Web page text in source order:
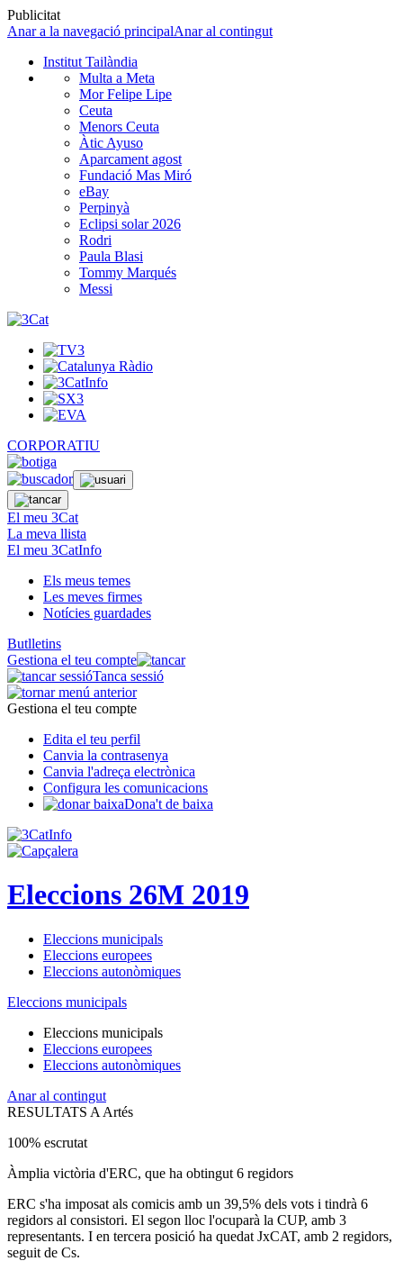
Publicitat
Anar a la navegació principalAnar al contingut
Institut Tailàndia
Multa a Meta
Mor Felipe Lipe
Ceuta
Menors Ceuta
Àtic Ayuso
Aparcament agost
Fundació Mas Miró
eBay
Perpinyà
Eclipsi solar 2026
Rodri
Paula Blasi
Tommy Marqués
Messi
CORPORATIU
El meu 3Cat
La meva llista
El meu 3CatInfo
Els meus temes
Les meves firmes
Notícies guardades
Butlletins
Gestiona el teu compte
Tanca sessió
Gestiona el teu compte
Edita el teu perfil
Canvia la contrasenya
Canvia l'adreça electrònica
Configura les comunicacions
Dona't de baixa
Eleccions 26M 2019
Eleccions municipals
Eleccions europees
Eleccions autonòmiques
Eleccions municipals
Eleccions municipals
Eleccions europees
Eleccions autonòmiques
Anar al contingut
RESULTATS A Artés
100% escrutat
Àmplia victòria d'ERC, que ha obtingut 6 regidors
ERC s'ha imposat als comicis amb un 39,5% dels vots i tindrà 6
regidors al consistori. El segon lloc l'ocuparà la CUP, amb 3
representants. I en tercera posició ha quedat JxCAT, amb 2 regidors,
seguit de Cs.